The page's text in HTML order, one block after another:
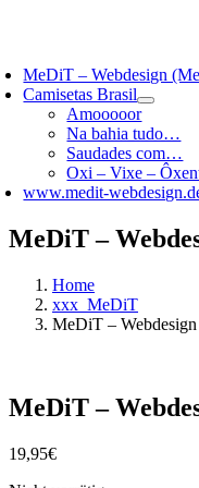
MeDiT – Webdesign
Camisetas Brasil
Amooooor
Na bahia tudo…
Saudades com…
Oxi – Vixe –
www.medit-
MeDiT –
Home
xxx_MeDiT
MeDiT –
MeDiT –
19,95€